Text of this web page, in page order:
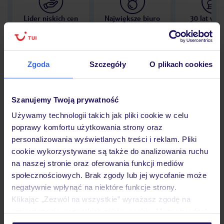
Zgoda Szczegóły O plikach cookies
Szanujemy Twoją prywatność
Używamy technologii takich jak pliki cookie w celu
poprawy komfortu użytkowania strony oraz
personalizowania wyświetlanych treści i reklam. Pliki
cookie wykorzystywane są także do analizowania ruchu
na naszej stronie oraz oferowania funkcji mediów
społecznościowych. Brak zgody lub jej wycofanie może
negatywnie wpłynąć na niektóre funkcje strony.
Klikając „Zezwól na wszystkie” wyrażasz zgodę na
Lider niskich cen
Największe biuro
30 lat w
Opinie
Pokoje
Wyżywienie